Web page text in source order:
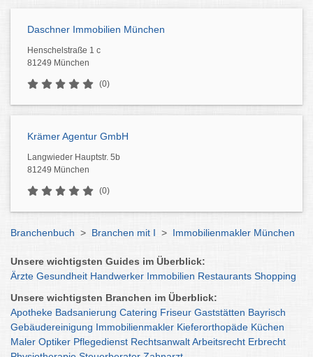
Daschner Immobilien München
Henschelstraße 1 c
81249 München
(0)
Krämer Agentur GmbH
Langwieder Hauptstr. 5b
81249 München
(0)
Branchenbuch > Branchen mit I > Immobilienmakler München
Unsere wichtigsten Guides im Überblick:
Ärzte Gesundheit Handwerker Immobilien Restaurants Shopping
Unsere wichtigsten Branchen im Überblick:
Apotheke Badsanierung Catering Friseur Gaststätten Bayrisch
Gebäudereinigung Immobilienmakler Kieferorthopäde Küchen
Maler Optiker Pflegedienst RechtsanwaltArbeitsrecht Erbrecht